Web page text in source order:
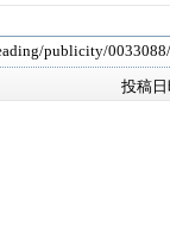
publicity/0033088/
投稿